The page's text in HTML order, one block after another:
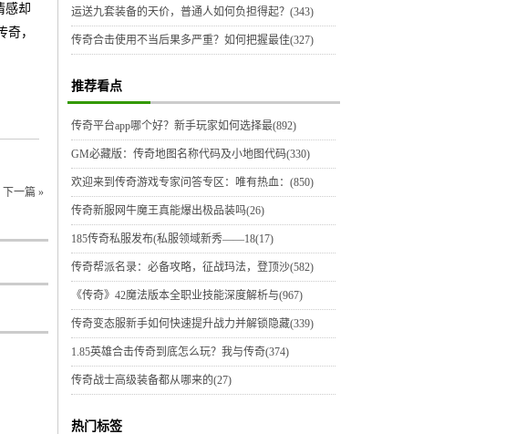
感却
，
下一篇 »
运送九套装备的天价，普通人如何负担得起？(343)
传奇合击使用不当后果多严重？如何把握最佳(327)
推荐看点
传奇平台app哪个好？新手玩家如何选择最(892)
GM必藏版：传奇地图名称代码及小地图代码(330)
欢迎来到传奇游戏专家问答专区：唯有热血：(850)
传奇新服网牛魔王真能爆出极品装吗(26)
185传奇私服发布(私服领域新秀——18(17)
传奇帮派名录：必备攻略，征战玛法，登顶沙(582)
《传奇》42魔法版本全职业技能深度解析与(967)
传奇变态服新手如何快速提升战力并解锁隐藏(339)
1.85英雄合击传奇到底怎么玩？我与传奇(374)
传奇战士高级装备都从哪来的(27)
热门标签